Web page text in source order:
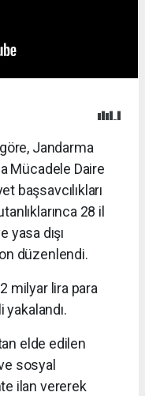
Jandarma
Mücadele Daire
başsavcılıkları
28 il
yasa dışı
düzenlendi.
milyar lira para
elde edilen
sosyal
ilan vererek